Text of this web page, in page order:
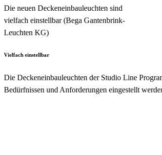
Die neuen Deckeneinbauleuchten sind
vielfach einstellbar (Bega Gantenbrink-
Leuchten KG)
Vielfach einstellbar
Die Deckeneinbauleuchten der Studio Line
Bedürfnissen und Anforderungen eingestellt